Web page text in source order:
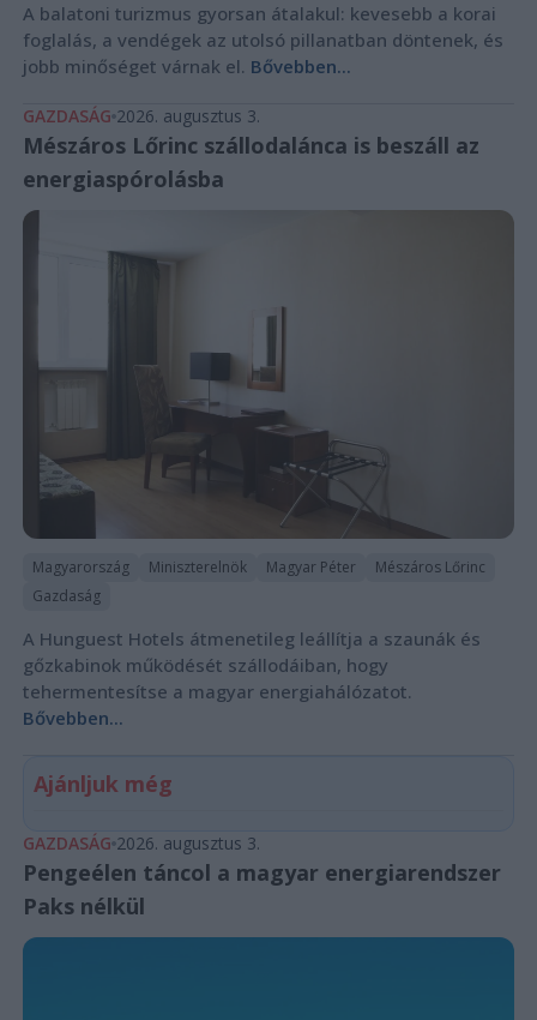
A balatoni turizmus gyorsan átalakul: kevesebb a korai
foglalás, a vendégek az utolsó pillanatban döntenek, és
jobb minőséget várnak el. Bővebben...
GAZDASÁG 2026. augusztus 3.
Mészáros Lőrinc szállodalánca is beszáll az
energiaspórolásba
Magyarország Miniszterelnök Magyar Péter
Mészáros Lőrinc
Gazdaság
A Hunguest Hotels átmenetileg leállítja a szaunák és
gőzkabinok működését szállodáiban, hogy
tehermentesítse a magyar energiahálózatot.
Bővebben...
Ajánljuk még
GAZDASÁG 2026. augusztus 3.
Pengeélen táncol a magyar energiarendszer
Paks nélkül